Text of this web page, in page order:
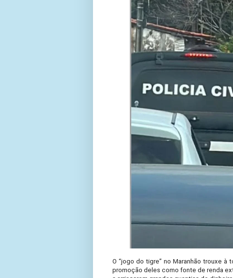
O “jogo do tigre” no Maranhão trouxe
promoção deles como fonte de renda